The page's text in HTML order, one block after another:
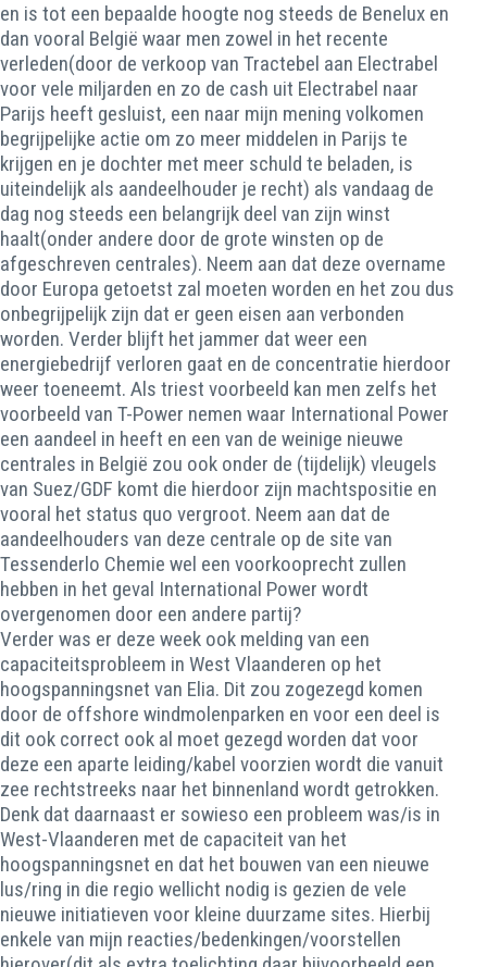
en is tot een bepaalde hoogte nog steeds de Benelux en
dan vooral België waar men zowel in het recente
verleden(door de verkoop van Tractebel aan Electrabel
voor vele miljarden en zo de cash uit Electrabel naar
Parijs heeft gesluist, een naar mijn mening volkomen
begrijpelijke actie om zo meer middelen in Parijs te
krijgen en je dochter met meer schuld te beladen, is
uiteindelijk als aandeelhouder je recht) als vandaag de
dag nog steeds een belangrijk deel van zijn winst
haalt(onder andere door de grote winsten op de
afgeschreven centrales). Neem aan dat deze overname
door Europa getoetst zal moeten worden en het zou dus
onbegrijpelijk zijn dat er geen eisen aan verbonden
worden. Verder blijft het jammer dat weer een
energiebedrijf verloren gaat en de concentratie hierdoor
weer toeneemt. Als triest voorbeeld kan men zelfs het
voorbeeld van T-Power nemen waar International Power
een aandeel in heeft en een van de weinige nieuwe
centrales in België zou ook onder de (tijdelijk) vleugels
van Suez/GDF komt die hierdoor zijn machtspositie en
vooral het status quo vergroot. Neem aan dat de
aandeelhouders van deze centrale op de site van
Tessenderlo Chemie wel een voorkooprecht zullen
hebben in het geval International Power wordt
overgenomen door een andere partij?
Verder was er deze week ook melding van een
capaciteitsprobleem in West Vlaanderen op het
hoogspanningsnet van Elia. Dit zou zogezegd komen
door de offshore windmolenparken en voor een deel is
dit ook correct ook al moet gezegd worden dat voor
deze een aparte leiding/kabel voorzien wordt die vanuit
zee rechtstreeks naar het binnenland wordt getrokken.
Denk dat daarnaast er sowieso een probleem was/is in
West-Vlaanderen met de capaciteit van het
hoogspanningsnet en dat het bouwen van een nieuwe
lus/ring in die regio wellicht nodig is gezien de vele
nieuwe initiatieven voor kleine duurzame sites. Hierbij
enkele van mijn reacties/bedenkingen/voorstellen